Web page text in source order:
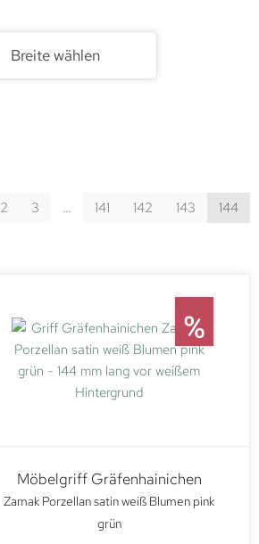
Breite wählen
2 3 … 141 142 143 144
Möbelgriff Gräfenhainichen
Zamak Porzellan satin weiß Blumen pink
grün